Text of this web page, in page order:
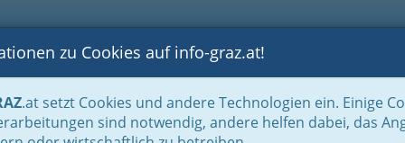
BLOGS FOTOS GASTRONOMIE BRANCHEN
zu Cookies auf info-graz.at!
.at setzt Cookies und andere Technologien ein. Einige
sind notwendig, andere helfen dabei, das